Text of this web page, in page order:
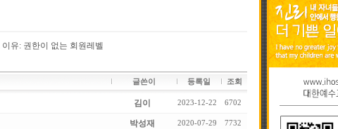
이유: 권한이 없는 회원레벨
글쓴이 등록일 조회
김이 2023-12-22 6702
박성재 2020-07-29 7732